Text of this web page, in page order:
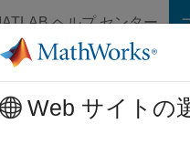
ヘルプ センター
File Exchange
質問する 回答 閲覧
Web サイトの